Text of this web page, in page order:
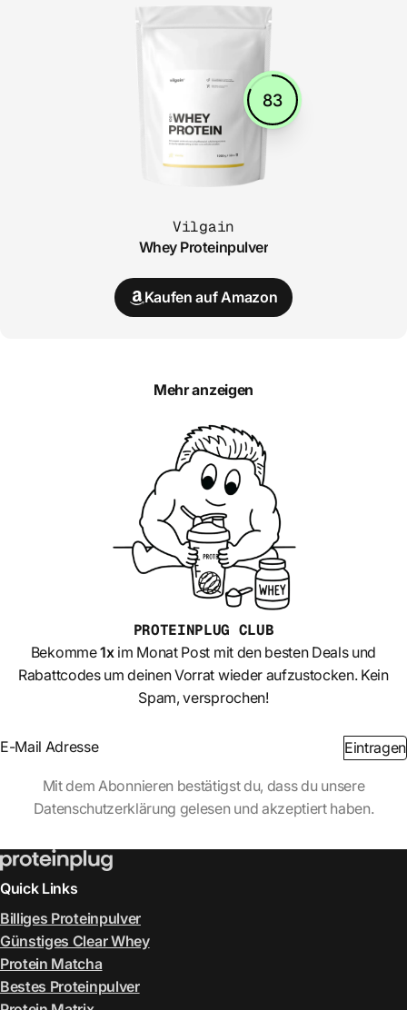
83
Vilgain
Whey Proteinpulver
Kaufen auf Amazon
Mehr anzeigen
PROTEINPLUG CLUB
Bekomme1xim Monat Post mit den besten Deals und
Rabattcodes um deinen Vorrat wieder aufzustocken. Kein
Spam, versprochen!
Section Eintragen
AbschnittMit dem Abonnieren bestätigst du, dass du unsere
Datenschutzerklärung gelesen und akzeptiert haben.
Quick Links
Billiges Proteinpulver
Günstiges Clear Whey
Protein Matcha
Bestes Proteinpulver